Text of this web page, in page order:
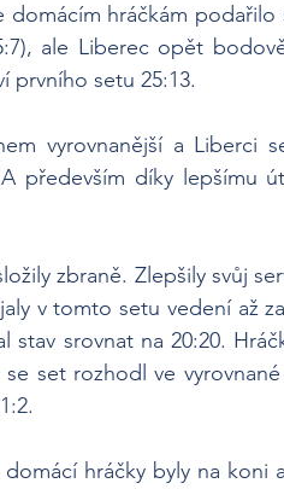
domácím hráčkám
ale Liberec opět
prvního setu 25:13.
vyrovnanější a Liberci
A především díky lepšímu
zbraně. Zlepšily svůj
v tomto setu vedení až
stav srovnat na 20:20.
set rozhodl ve
hráčky byly na koni